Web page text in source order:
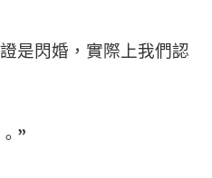
是閃婚，實際上我們認
”